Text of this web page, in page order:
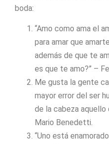
boda:
“Amo como ama el
para amar que
además de que te
es que te amo?” –
Me gusta la gente
mayor error del ser
de la cabeza aquello
Mario Benedetti.
“Uno está